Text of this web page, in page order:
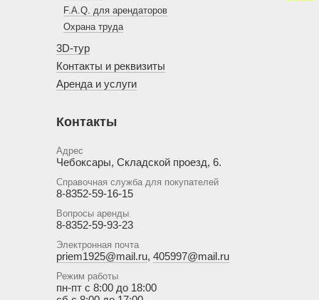
F.A.Q. для арендаторов
Охрана труда
3D-тур
Контакты и реквизиты
Аренда и услуги
Контакты
Адрес
Чебоксары, Складской проезд, 6.
Справочная служба для покупателей
8-8352-59-16-15
Вопросы аренды
8-8352-59-93-23
Электронная почта
priem1925@mail.ru, 405997@mail.ru
Режим работы
пн-пт с 8:00 до 18:00